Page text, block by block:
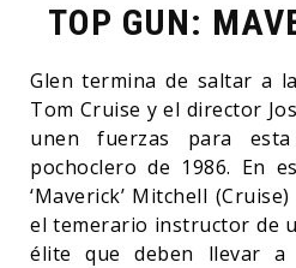
TOP GUN:
Glen termina de saltar a
Tom Cruise y el director
unen fuerzas para
pochoclero de 1986. En
‘Maverick’ Mitchell
el temerario instructor de
élite que deben llevar